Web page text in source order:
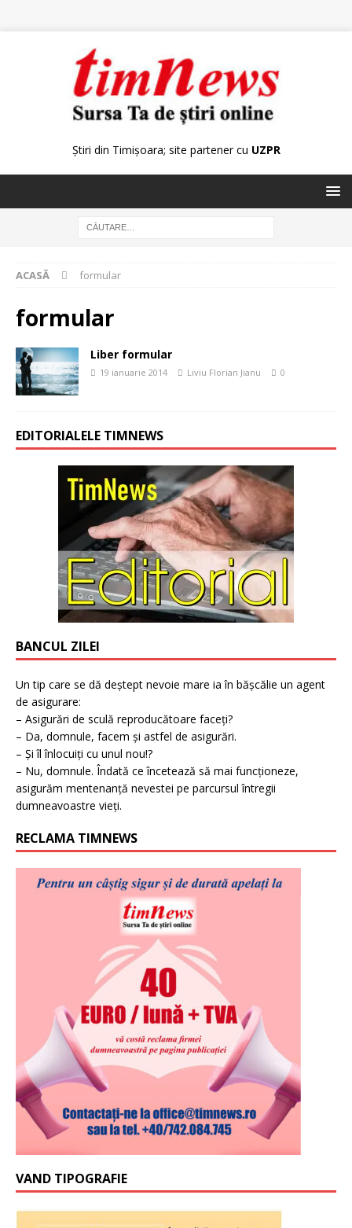
Știri din Timișoara; site partener cu UZPR
ACASĂ formular
formular
Liber formular
19 ianuarie 2014 Liviu Florian Jianu 0
EDITORIALELE TIMNEWS
BANCUL ZILEI
Un tip care se dă deștept nevoie mare ia în bășcălie un agent
de asigurare:
– Asigurări de sculă reproducătoare faceți?
– Da, domnule, facem și astfel de asigurări.
– Și îl înlocuiți cu unul nou!?
– Nu, domnule. Îndată ce încetează să mai funcționeze,
asigurăm mentenanță nevestei pe parcursul întregii
dumneavoastre vieți.
RECLAMA TIMNEWS
VAND TIPOGRAFIE